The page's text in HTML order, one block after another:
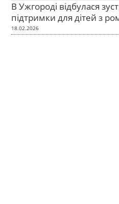
В Ужгороді відбулася
підтримки для дітей з
18.02.2026